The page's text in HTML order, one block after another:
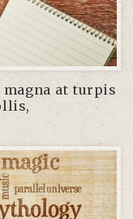
at turpis